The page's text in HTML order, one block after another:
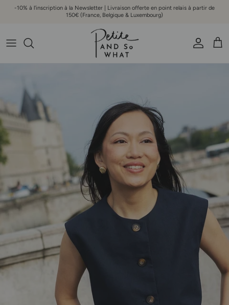
Aller au contenu
-10% à l'inscription à la Newsletter | Livraison offerte en point relais à partir de
150€ (France, Belgique & Luxembourg)
Compte